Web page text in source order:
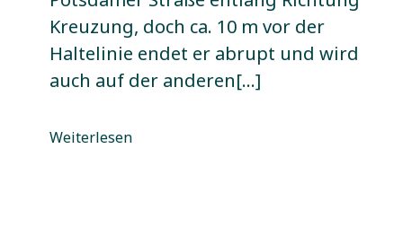
Kreuzung, doch ca. 10 m vor der
Haltelinie endet er abrupt und wird
auch auf der anderen[…]
Weiterlesen